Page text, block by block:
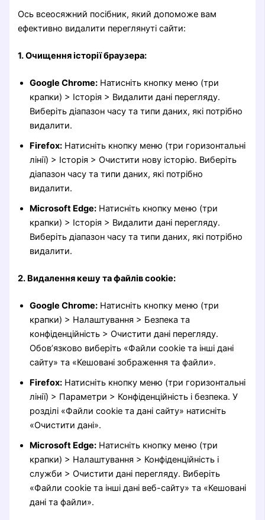
Ось всеосяжний посібник, який допоможе вам
ефективно видалити переглянуті сайти:
1. Очищення історії браузера:
Google Chrome: Натисніть кнопку меню (три
крапки) > Історія > Видалити дані перегляду.
Виберіть діапазон часу та типи даних, які потрібно
видалити.
Firefox: Натисніть кнопку меню (три горизонтальні
лінії) > Історія > Очистити нову історію. Виберіть
діапазон часу та типи даних, які потрібно
видалити.
Microsoft Edge: Натисніть кнопку меню (три
крапки) > Історія > Видалити дані перегляду.
Виберіть діапазон часу та типи даних, які потрібно
видалити.
2. Видалення кешу та файлів cookie:
Google Chrome: Натисніть кнопку меню (три
крапки) > Налаштування > Безпека та
конфіденційність > Очистити дані перегляду.
Обов’язково виберіть «Файли cookie та інші дані
сайту» та «Кешовані зображення та файли».
Firefox: Натисніть кнопку меню (три горизонтальні
лінії) > Параметри > Конфіденційність і безпека. У
розділі «Файли cookie та дані сайту» натисніть
«Очистити дані».
Microsoft Edge: Натисніть кнопку меню (три
крапки) > Налаштування > Конфіденційність і
служби > Очистити дані перегляду. Виберіть
«Файли cookie та інші дані веб-сайту» та «Кешовані
дані та файли».